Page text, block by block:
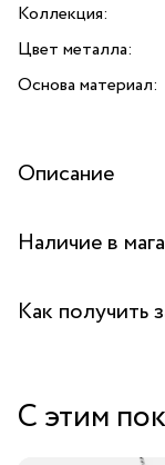
Коллекция:
Цвет металла:
Основа материал:
Описание
Наличие в
Бутик "La
Как получить
Курьером за 1-2
С этим